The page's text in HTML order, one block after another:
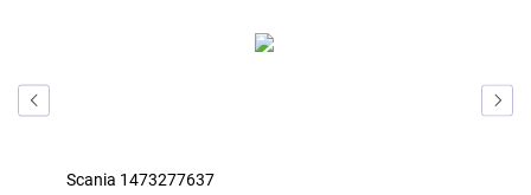
Scania 1473277637